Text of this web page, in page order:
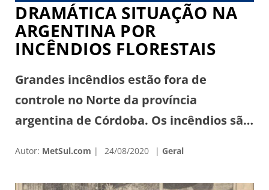
DRAMÁTICA SITUAÇÃO NA
ARGENTINA POR
INCÊNDIOS FLORESTAIS
Grandes incêndios estão fora de
controle no Norte da província
argentina de Córdoba. Os incêndios são
piores em uma década. A situação se
agravou muito durante o fim de
Autor: MetSul.com 24/08/2020 Geral